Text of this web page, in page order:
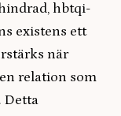
hbtqi-
existens ett
när
relation som
Detta